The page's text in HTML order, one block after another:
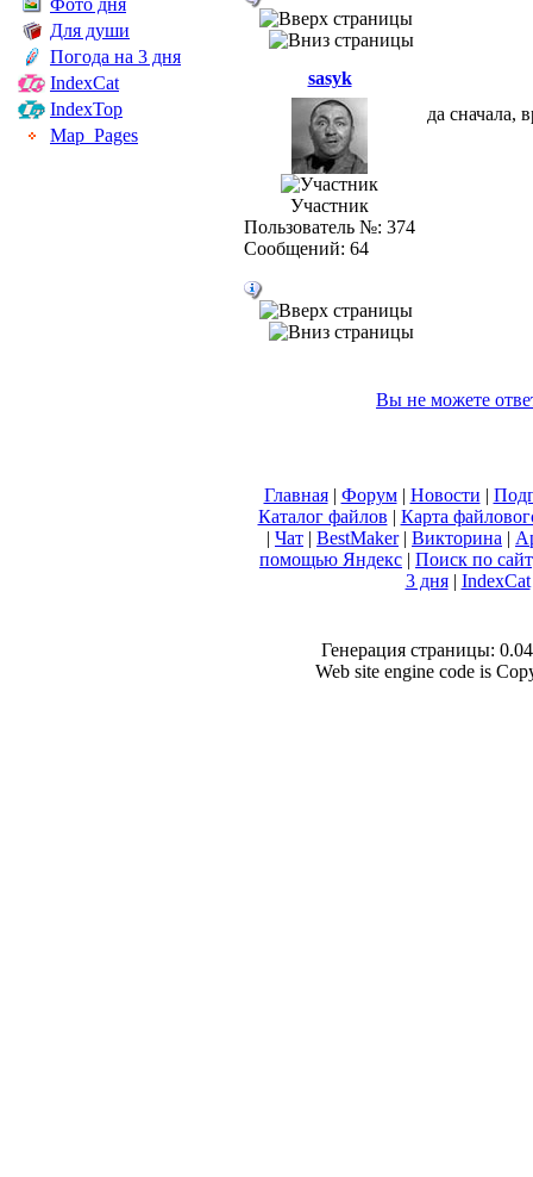
Фото дня
Для души
Погода на 3 дня
IndexCat
IndexTop
Map_Pages
sasyk
Участник
Пользователь №: 374
Сообщений: 64
да сначала,
Вы не можете
Главная| Форум| Новости |
Каталог файлов | Карта
| Чат | BestMaker| Викторина |
помощью Яндекс | Поиск по
3 дня| IndexCat
Генерация страницы:
Web site engine code is